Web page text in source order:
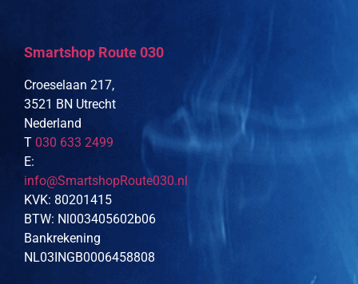
Smartshop Route 030
Croeselaan 217,
3521 BN Utrecht
Nederland
T 030 633 2499
E:
info@SmartshopRoute030.nl
KVK: 80201415
BTW: Nl003405602b06
Bankrekening
NL03INGB0006458808